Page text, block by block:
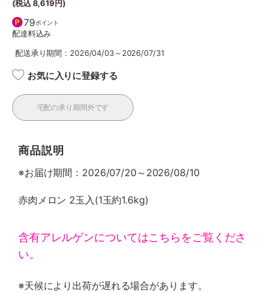
(税込8,619円)
79ポイント
配達料込み
配送承り期間：2026/04/03～2026/07/31
お気に入りに登録する
宅配の承り期間外です
商品説明
※お届け期間：2026/07/20～2026/08/10
赤肉メロン 2玉入(1玉約1.6kg)
含有アレルゲンについてはこちらをご覧くださ
い。
※天候により出荷が遅れる場合があります。